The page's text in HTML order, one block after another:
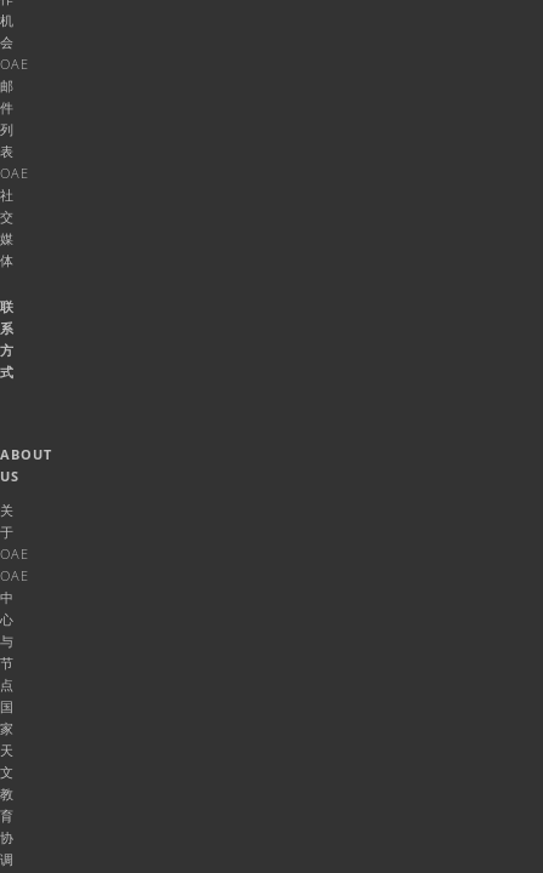
机
会
OAE
邮
件
列
表
OAE
社
交
媒
体
联
系
方
式
ABOUT
US
关
于
OAE
OAE
中
心
与
节
点
国
家
天
文
教
育
协
调